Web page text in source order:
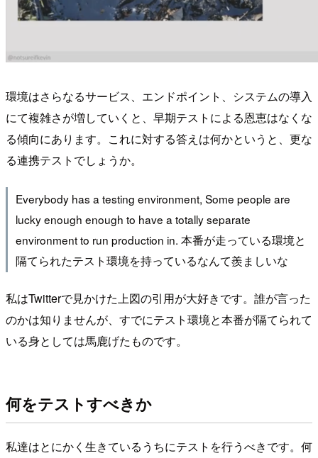
環境はさらなるサービス、エンドポイント、システムの導入
にて複雑さが増していくと、早期テストによる恩恵はなくな
る傾向にあります。これに対する答えは何かというと、更な
る連携テストでしょうか。
Everybody has a testing environment, Some people are
lucky enough enough to have a totally separate
environment to run production in. 本番が走っている環境と
隔てられたテスト環境を持っているなんて羨ましいな
私はTwitterで見かけた上図の引用が大好きです。誰が言った
のかは知りませんが、すでにテスト環境と本番が隔てられて
いる身としては馬鹿げたものです。
何をテストすべきか
私達はとにかく生きているうちにテストを行うべきです。何